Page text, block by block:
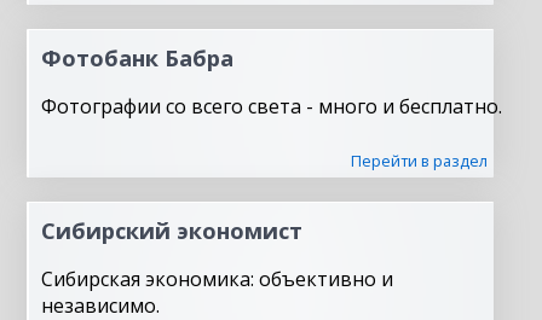
Фотобанк Бабра
Фотографии со всего света - много и бесплатно.
Перейти в раздел
Сибирский экономист
Сибирская экономика: объективно и
независимо.